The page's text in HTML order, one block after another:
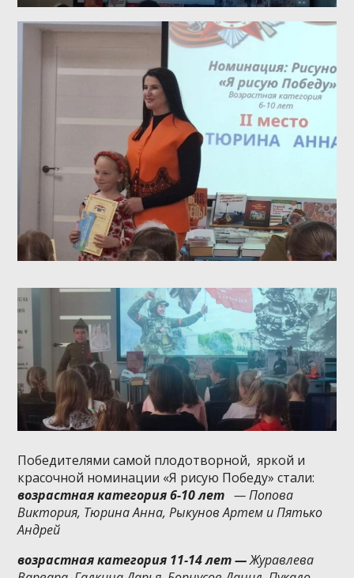
Победителями самой плодотворной, яркой и
красочной номинации «Я рисую Победу» стали:
возрастная категория 6-10 лет —Попова
Виктория, Тюрина Анна, Рыкунов Артем и Пятько
Андрей
возрастная категория 11-14 лет —Журавлева